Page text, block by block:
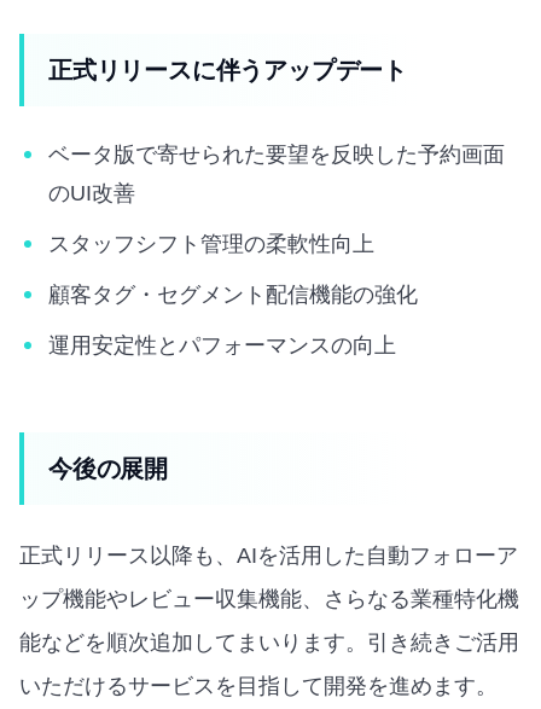
正式リリースに伴うアップデート
ベータ版で寄せられた要望を反映した予約画面
のUI改善
スタッフシフト管理の柔軟性向上
顧客タグ・セグメント配信機能の強化
運用安定性とパフォーマンスの向上
今後の展開
正式リリース以降も、AIを活用した自動フォローア
ップ機能やレビュー収集機能、さらなる業種特化機
能などを順次追加してまいります。引き続きご活用
いただけるサービスを目指して開発を進めます。